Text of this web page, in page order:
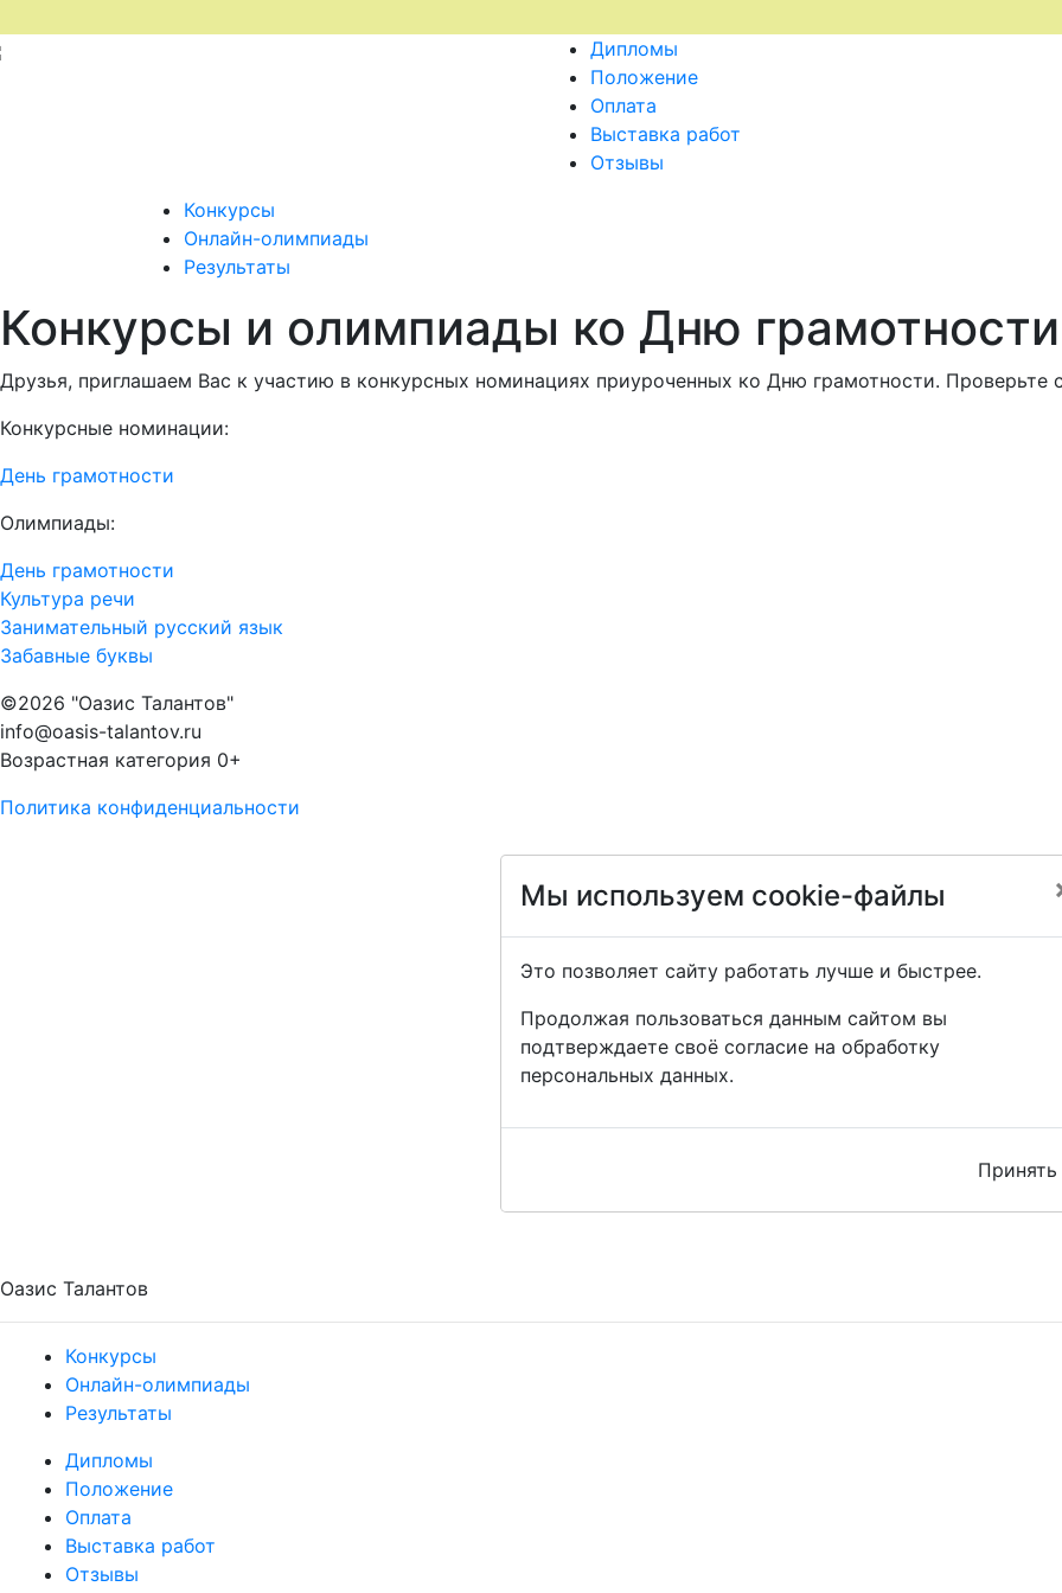
Дипломы
Положение
Оплата
Выставка работ
Отзывы
Конкурсы
Онлайн-олимпиады
Результаты
Конкурсы и олимпиады ко Дню грамотности
Друзья, приглашаем Вас к участию в конкурсных номинациях приуроченных ко Дню грамотности. Проверьте
Конкурсные номинации:
День грамотности
Олимпиады:
День грамотности
Культура речи
Занимательный русский язык
Забавные буквы
©2026 "Оазис Талантов"
info@oasis-talantov.ru
Возрастная категория 0+
Политика конфиденциальности
Мы используем cookie-файлы
Это позволяет сайту работать лучше и быстрее.
Продолжая пользоваться данным сайтом вы
подтверждаете своё согласие на обработку
персональных данных.
Принять
Оазис Талантов
Конкурсы
Онлайн-олимпиады
Результаты
Дипломы
Положение
Оплата
Выставка работ
Отзывы